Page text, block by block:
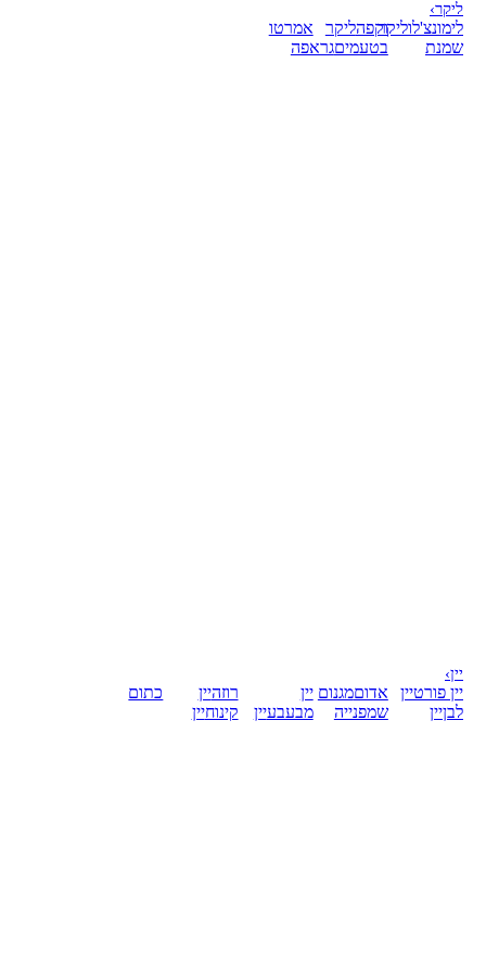
ליקר›
לימונצ'לוליקר
שמנת
וקפהליקר
בטעמיםגראפה
אמרטו
יין›
יין פורטיין
לבןיין
אדוםמגנום
שמפנייה
יין
מבעבעיין
רוזהיין
קינוחיין
כתום